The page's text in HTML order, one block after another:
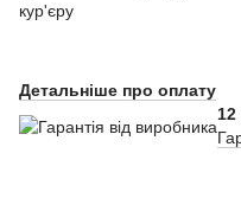
Детальніше про оплату
12